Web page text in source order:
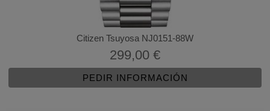
Citizen Tsuyosa NJ0151-88W
299,00 €
PEDIR INFORMACIÓN